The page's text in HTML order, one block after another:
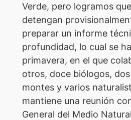
Verde, pero logramos
detengan
preparar un informe
profundidad, lo cual se
primavera, en el que
otros, doce biólogos,
montes y varios
mantiene una reunión
General del Medio